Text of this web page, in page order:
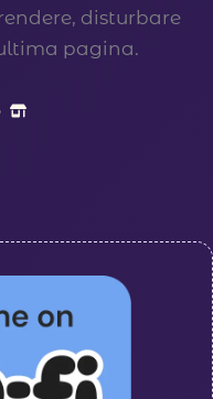
disturbare
pagina.